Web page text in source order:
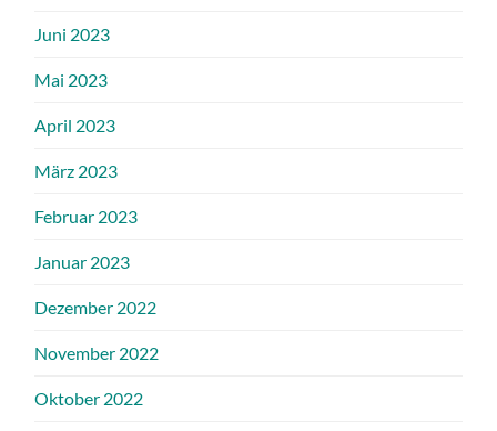
Juni 2023
Mai 2023
April 2023
März 2023
Februar 2023
Januar 2023
Dezember 2022
November 2022
Oktober 2022